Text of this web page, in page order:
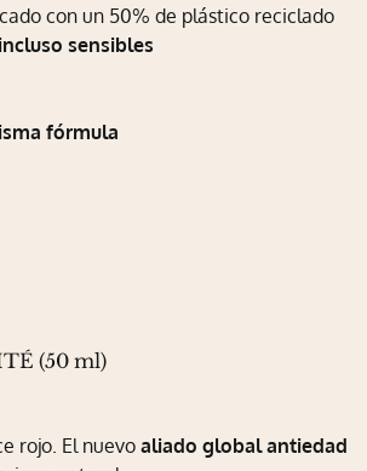
con un 50% de plástico reciclado
sensibles
fórmula
(50 ml)
rojo. El nuevoaliado global antiedad